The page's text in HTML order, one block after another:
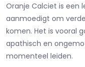
Oranje Calciet is een
aanmoedigt om
komen. Het is vooral
apathisch en
momenteel leiden.